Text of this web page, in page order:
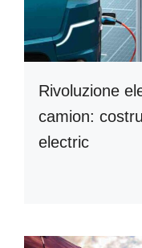
Rivoluzione
camion:
electric